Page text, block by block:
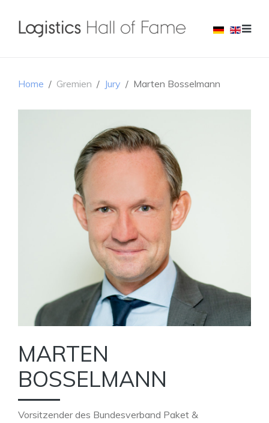
Home Gremien Jury Marten Bosselmann
MARTEN
BOSSELMANN
Vorsitzender des Bundesverband Paket &